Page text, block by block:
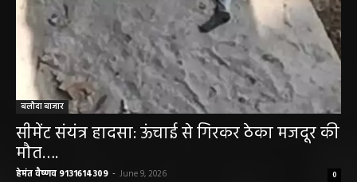
बलौदा बाजार
सीमेंट संयंत्र हादसा: ऊंचाई से गिरकर ठेका मजदूर की
मौत….
हेमंत वैष्णव 9131614309 - June 9, 2026 0